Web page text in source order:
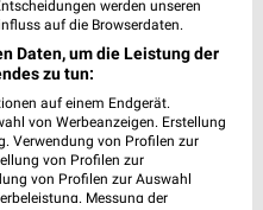
2
Uhr | Geöffnet
werden unseren
auf die Browserdaten.
Daten, um die Leistung der
zu tun:
auf einem Endgerät.
von Werbeanzeigen. Erstellung
Verwendung von Profilen zur
von Profilen zur
von Profilen zur Auswahl
Messung der